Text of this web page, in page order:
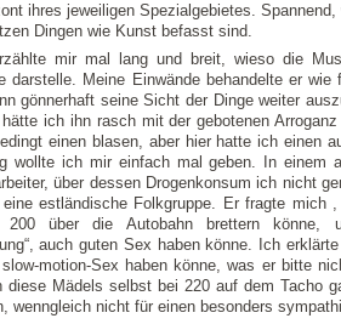
ihres jeweiligen Spezialgebietes.
Dingen wie Kunst befasst sind.
mir mal lang und breit, wieso die
darstelle. Meine Einwände behandelte er
gönnerhaft seine Sicht der Dinge weiter
ich ihn rasch mit der gebotenen
einen blasen, aber hier hatte ich einen
wollte ich mir einfach mal geben. In einem
über dessen Drogenkonsum ich nicht
estländische Folkgruppe. Er fragte
über die Autobahn brettern
auch guten Sex haben könne. Ich
motion-Sex haben könne, was er bitte
diese Mädels selbst bei 220 auf dem Tacho
wenngleich nicht für einen besonders